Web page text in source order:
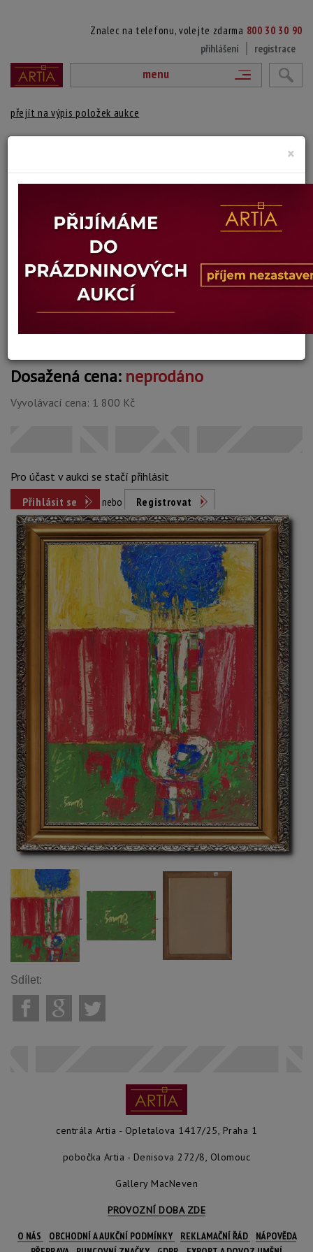
Znalec na telefonu, volejte zdarma 800 30 30 90
přihlášení
registrace
menu
přejít na výpis položek aukce
Stanislav Šnajdr
Signováno vlevo dole, zaskleno a rámováno.
Technika: akryl, materiál: karton
Šířka: 63 cm, výška: 85 cm, rámování: 100,5 x 78,5 cm
Stav: dobrý
11.02.2026 21:21 SEČ
Dosažená cena: neprodáno
Vyvolávací cena: 1 800 Kč
Pro účast v aukci se stačí přihlásit
Přihlásit se
nebo Registrovat
Sdílet:
centrála Artia - Opletalova 1417/25, Praha 1
pobočka Artia - Denisova 272/8, Olomouc
Gallery MacNeven
PROVOZNÍ DOBA ZDE
O NÁS OBCHODNÍ A AUKČNÍ PODMÍNKY REKLAMAČNÍ ŘÁD
NÁPOVĚDA
×